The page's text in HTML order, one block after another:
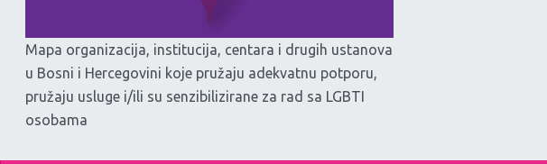
Mapa organizacija, institucija, centara i drugih ustanova
u Bosni i Hercegovini koje pružaju adekvatnu potporu,
pružaju usluge i/ili su senzibilizirane za rad sa LGBTI
osobama